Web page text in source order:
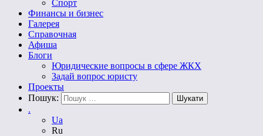
Спорт
Финансы и бизнес
Галерея
Справочная
Афиша
Блоги
Юридические вопросы в сфере ЖКХ
Задай вопрос юристу
Проекты
Пошук:
.
Ua
Ru